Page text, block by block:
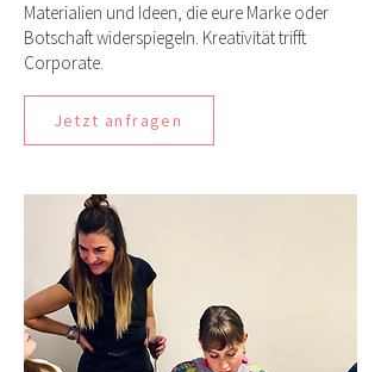
Materialien und Ideen, die eure Marke oder
Botschaft widerspiegeln. Kreativität trifft
Corporate.
Jetzt anfragen